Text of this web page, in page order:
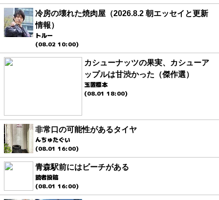
冷房の壊れた焼肉屋（2026.8.2 朝エッセイと更新
情報）
トルー
(08.02 10:00)
カシューナッツの果実、カシューア
ップルは甘渋かった（傑作選）
玉置標本
(08.01 18:00)
非常口の可能性があるタイヤ
んちゅたぐい
(08.01 16:00)
青森駅前にはビーチがある
読者投稿
(08.01 16:00)